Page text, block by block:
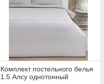
Комплект постельного белья
1.5 Алсу однотонный